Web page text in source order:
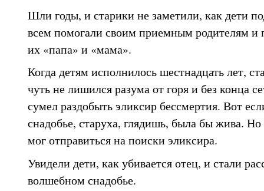
Шли годы, и старики не заметили, как дети
всем помогали своим приемным родителям и
их «папа» и «мама».
Когда детям исполнилось шестнадцать лет,
чуть не лишился разума от горя и без конца
сумел раздобыть эликсир бессмертия. Вот
снадобье, старуха, глядишь, была бы жива.
мог отправиться на поиски эликсира.
Увидели дети, как убивается отец, и стали
волшебном снадобье.